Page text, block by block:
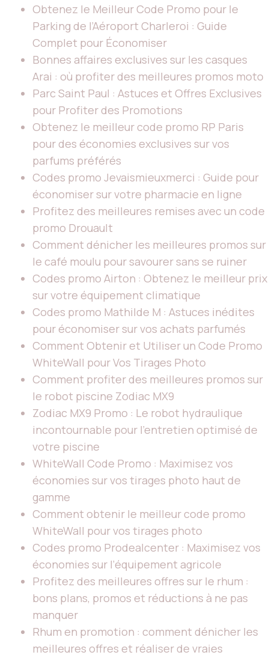
Obtenez le Meilleur Code Promo pour le
Parking de l’Aéroport Charleroi : Guide
Complet pour Économiser
Bonnes affaires exclusives sur les casques
Arai : où profiter des meilleures promos moto
Parc Saint Paul : Astuces et Offres Exclusives
pour Profiter des Promotions
Obtenez le meilleur code promo RP Paris
pour des économies exclusives sur vos
parfums préférés
Codes promo Jevaismieuxmerci : Guide pour
économiser sur votre pharmacie en ligne
Profitez des meilleures remises avec un code
promo Drouault
Comment dénicher les meilleures promos sur
le café moulu pour savourer sans se ruiner
Codes promo Airton : Obtenez le meilleur prix
sur votre équipement climatique
Codes promo Mathilde M : Astuces inédites
pour économiser sur vos achats parfumés
Comment Obtenir et Utiliser un Code Promo
WhiteWall pour Vos Tirages Photo
Comment profiter des meilleures promos sur
le robot piscine Zodiac MX9
Zodiac MX9 Promo : Le robot hydraulique
incontournable pour l’entretien optimisé de
votre piscine
WhiteWall Code Promo : Maximisez vos
économies sur vos tirages photo haut de
gamme
Comment obtenir le meilleur code promo
WhiteWall pour vos tirages photo
Codes promo Prodealcenter : Maximisez vos
économies sur l’équipement agricole
Profitez des meilleures offres sur le rhum :
bons plans, promos et réductions à ne pas
manquer
Rhum en promotion : comment dénicher les
meilleures offres et réaliser de vraies